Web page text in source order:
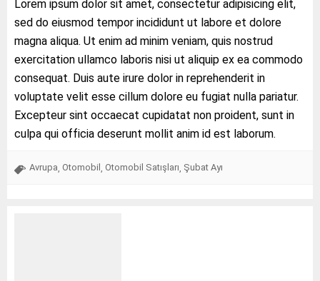
Lorem ipsum dolor sit amet, consectetur adipisicing elit,
sed do eiusmod tempor incididunt ut labore et dolore
magna aliqua. Ut enim ad minim veniam, quis nostrud
exercitation ullamco laboris nisi ut aliquip ex ea commodo
consequat. Duis aute irure dolor in reprehenderit in
voluptate velit esse cillum dolore eu fugiat nulla pariatur.
Excepteur sint occaecat cupidatat non proident, sunt in
culpa qui officia deserunt mollit anim id est laborum.
Avrupa Otomobil Otomobil Satışları Şubat Ayı